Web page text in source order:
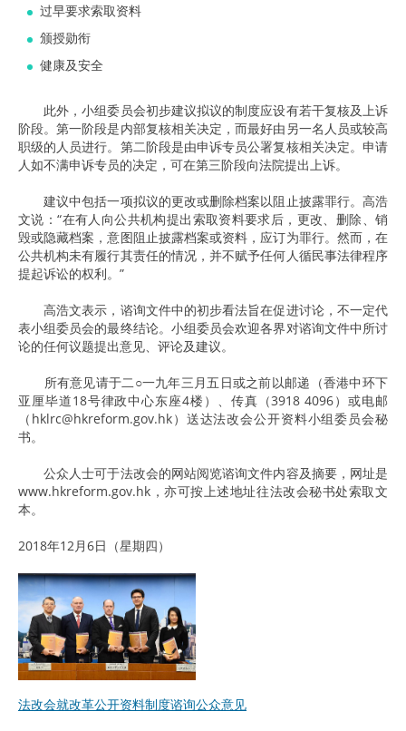
过早要求索取资料
颁授勋衔
健康及安全
此外，小组委员会初步建议拟议的制度应设有若干复核及上诉
阶段。第一阶段是内部复核相关决定，而最好由另一名人员或较高
职级的人员进行。第二阶段是由申诉专员公署复核相关决定。申请
人如不满申诉专员的决定，可在第三阶段向法院提出上诉。
建议中包括一项拟议的更改或删除档案以阻止披露罪行。高浩
文说：“在有人向公共机构提出索取资料要求后，更改、删除、销
毁或隐藏档案，意图阻止披露档案或资料，应订为罪行。然而，在
公共机构未有履行其责任的情况，并不赋予任何人循民事法律程序
提起诉讼的权利。”
高浩文表示，谘询文件中的初步看法旨在促进讨论，不一定代
表小组委员会的最终结论。小组委员会欢迎各界对谘询文件中所讨
论的任何议题提出意见、评论及建议。
所有意见请于二○一九年三月五日或之前以邮递（香港中环下
亚厘毕道18号律政中心东座4楼）、传真（3918 4096）或电邮
（hklrc@hkreform.gov.hk）送达法改会公开资料小组委员会秘
书。
公众人士可于法改会的网站阅览谘询文件内容及摘要，网址是
www.hkreform.gov.hk，亦可按上述地址往法改会秘书处索取文
本。
2018年12月6日（星期四）
法改会就改革公开资料制度谘询公众意见